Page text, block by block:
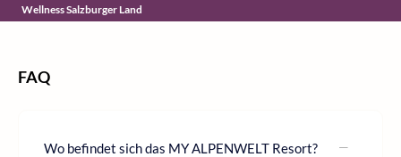
Wellness Salzburger Land
FAQ
Wo befindet sich das MY ALPENWELT Resort?